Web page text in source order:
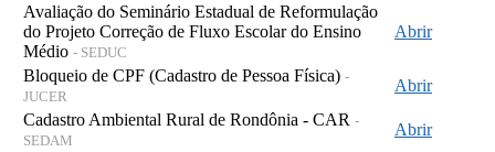
Avaliação do Seminário Estadual de Reformulação
do Projeto Correção de Fluxo Escolar do Ensino
Médio - SEDUC
Abrir
Bloqueio de CPF (Cadastro de Pessoa Física) -
JUCER
Abrir
Cadastro Ambiental Rural de Rondônia - CAR -
SEDAM
Abrir